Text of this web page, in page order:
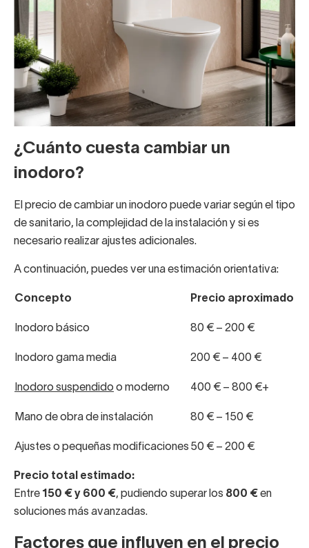
¿Cuánto cuesta cambiar un
inodoro?
El precio de cambiar un inodoro puede variar según el tipo
de sanitario, la complejidad de la instalación y si es
necesario realizar ajustes adicionales.
A continuación, puedes ver una estimación orientativa:
Concepto Precio aproximado
Inodoro básico 80 € – 200 €
Inodoro gama media 200 € – 400 €
Inodoro suspendido o moderno 400 € – 800 €+
Mano de obra de instalación 80 € – 150 €
Ajustes o pequeñas modificaciones 50 € – 200 €
Precio total estimado:
Entre 150 € y 600 €, pudiendo superar los 800 € en
soluciones más avanzadas.
Factores que influyen en el precio